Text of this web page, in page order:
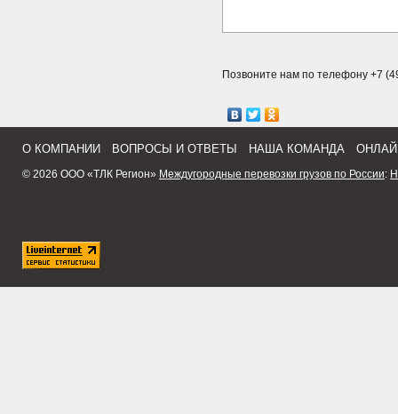
Позвоните нам по телефону +7
О КОМПАНИИ ВОПРОСЫ И ОТВЕТЫ НАША КОМАНДА
© 2026 ООО «ТЛК Регион» Междугородные перевозки грузов по России: